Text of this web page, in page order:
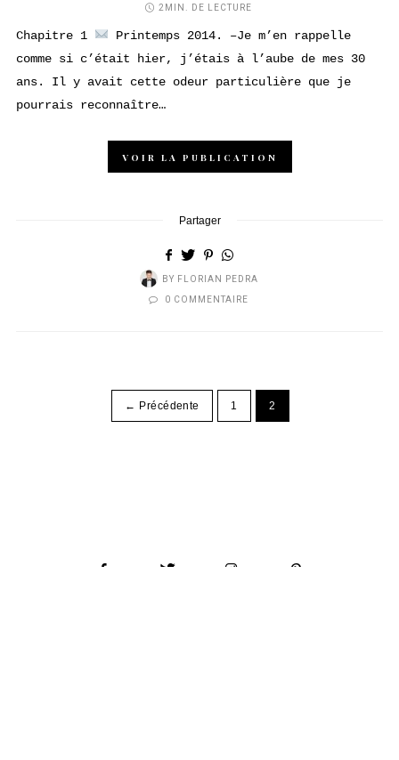
2MIN. DE LECTURE
Chapitre 1
Printemps 2014. –Je m’en rappelle
comme si c’était hier, j’étais à l’aube de mes 30
ans. Il y avait cette odeur particulière que je
pourrais reconnaître…
VOIR LA PUBLICATION
Partager
BY FLORIAN PEDRA
0 COMMENTAIRE
← Précédente 1 2